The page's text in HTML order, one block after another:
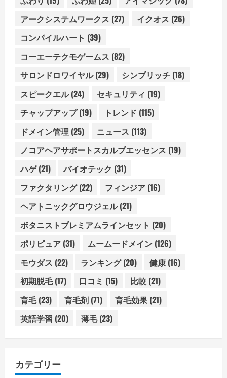
アークシステムワークス (27) イクオス (26)
コンパイルハート (39)
コーエーテクモゲームス (82)
サロンドロワイヤル(29) シンプリッチ (18)
スピークエル(24) セキュリティ (19)
チャップアップ(19) トレンド (115)
ドメイン管理 (25) ニュース (113)
ノコアヘアサポートスカルプエッセンス (19)
ハゲ(21) バイオテック (31)
ファクタリング(22) フィンジア (16)
ヘアトニックグロウジェル(21)
ボタニストプレミアムラインセット (20)
ポリピュア (31) ムームードメイン (126)
モウダス (22) ランキング(20) 健康 (16)
初期脱毛(17) 口コミ (15) 比較 (21)
育毛(23) 育毛剤 (71) 育毛効果 (21)
英語学習 (20) 薄毛(23)
カテゴリー